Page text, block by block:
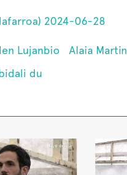
2024-06-28
Lujanbio
Alaia Martin
du